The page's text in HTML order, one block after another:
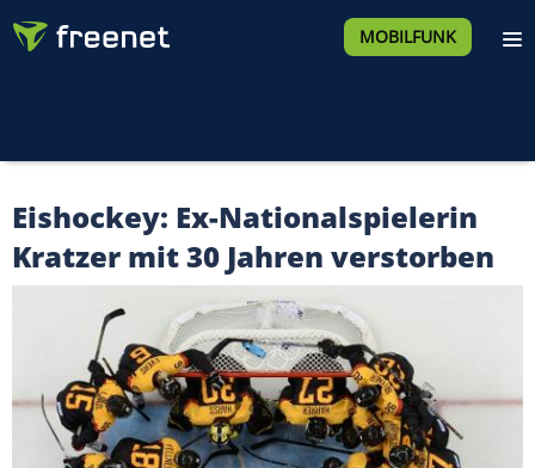
MOBILFUNK
Eishockey: Ex-Nationalspielerin
Kratzer mit 30 Jahren verstorben